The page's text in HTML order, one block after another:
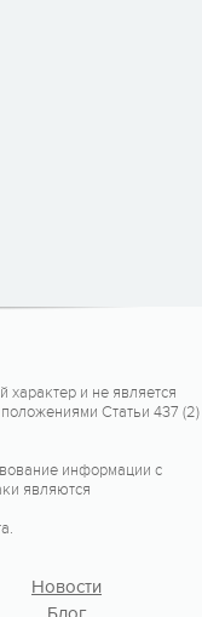
и не является
Статьи 437 (2)
информации с
являются
Новости